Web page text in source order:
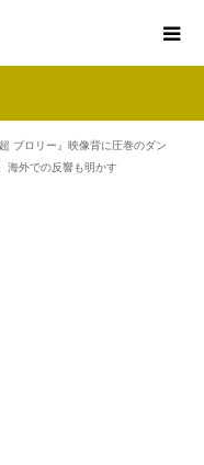
ブロリー』映像背に圧巻のダン
海外での反響も明かす